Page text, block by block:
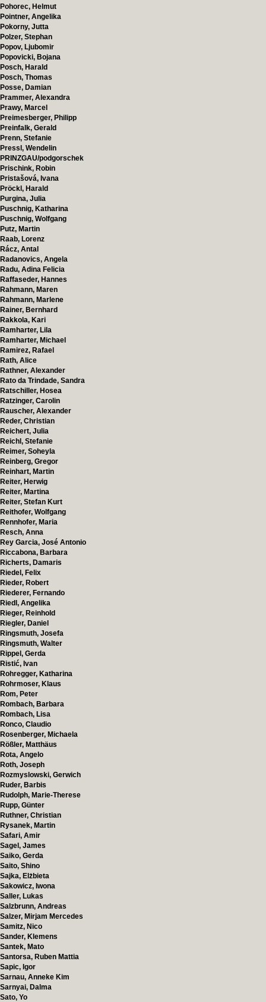
Pohorec, Helmut
Pointner, Angelika
Pokorny, Jutta
Polzer, Stephan
Popov, Ljubomir
Popovicki, Bojana
Posch, Harald
Posch, Thomas
Posse, Damian
Prammer, Alexandra
Prawy, Marcel
Preimesberger, Philipp
Preinfalk, Gerald
Prenn, Stefanie
Pressl, Wendelin
PRINZGAU/podgorschek
Prischink, Robin
Pristašová, Ivana
Pröckl, Harald
Purgina, Julia
Puschnig, Katharina
Puschnig, Wolfgang
Putz, Martin
Raab, Lorenz
Rácz, Antal
Radanovics, Angela
Radu, Adina Felicia
Raffaseder, Hannes
Rahmann, Maren
Rahmann, Marlene
Rainer, Bernhard
Rakkola, Kari
Ramharter, Lila
Ramharter, Michael
Ramirez, Rafael
Rath, Alice
Rathner, Alexander
Rato da Trindade, Sandra
Ratschiller, Hosea
Ratzinger, Carolin
Rauscher, Alexander
Reder, Christian
Reichert, Julia
Reichl, Stefanie
Reimer, Soheyla
Reinberg, Gregor
Reinhart, Martin
Reiter, Herwig
Reiter, Martina
Reiter, Stefan Kurt
Reithofer, Wolfgang
Rennhofer, Maria
Resch, Anna
Rey Garcia, José Antonio
Riccabona, Barbara
Richerts, Damaris
Riedel, Felix
Rieder, Robert
Riederer, Fernando
Riedl, Angelika
Rieger, Reinhold
Riegler, Daniel
Ringsmuth, Josefa
Ringsmuth, Walter
Rippel, Gerda
Ristić, Ivan
Rohregger, Katharina
Rohrmoser, Klaus
Rom, Peter
Rombach, Barbara
Rombach, Lisa
Ronco, Claudio
Rosenberger, Michaela
Rößler, Matthäus
Rota, Angelo
Roth, Joseph
Rozmyslowski, Gerwich
Ruder, Barbis
Rudolph, Marie-Therese
Rupp, Günter
Ruthner, Christian
Rysanek, Martin
Safari, Amir
Sagel, James
Saiko, Gerda
Saito, Shino
Sajka, Elżbieta
Sakowicz, Iwona
Saller, Lukas
Salzbrunn, Andreas
Salzer, Mirjam Mercedes
Samitz, Nico
Sander, Klemens
Santek, Mato
Santorsa, Ruben Mattia
Sapic, Igor
Sarnau, Anneke Kim
Sarnyai, Dalma
Sato, Yo